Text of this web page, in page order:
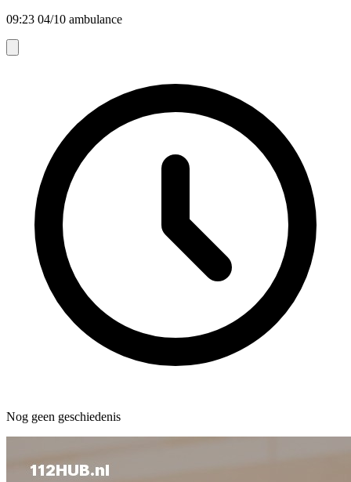
09:23 04/10 ambulance
Nog geen geschiedenis